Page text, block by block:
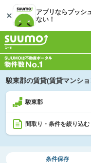
アプリならプッシ
ない！
駿東郡の賃貸(賃貸マンシ
駿東郡
間取り・条件を絞り込む
条件保存